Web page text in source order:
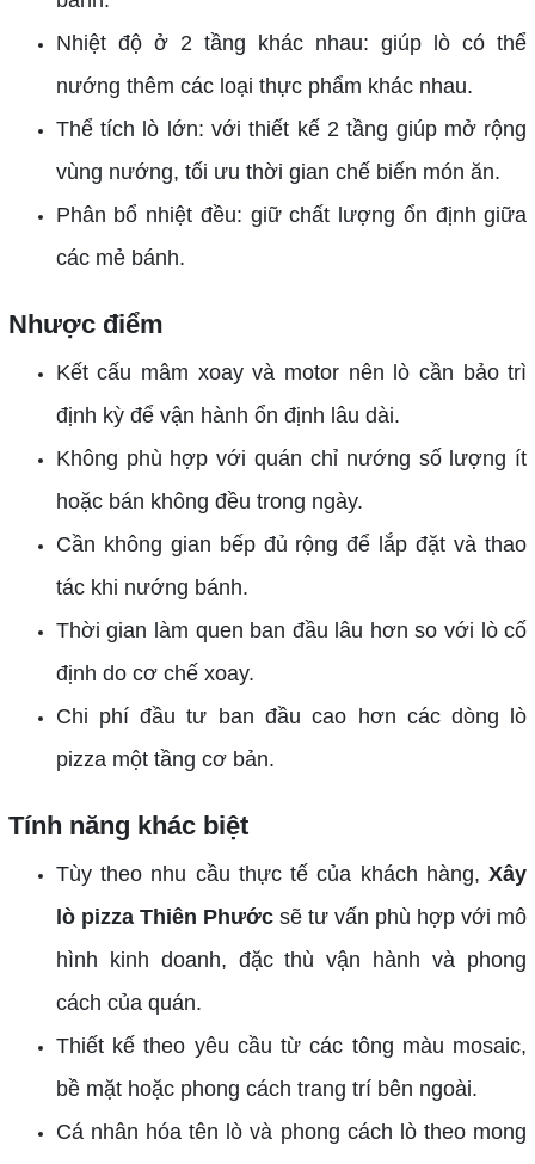
Nhiệt độ ở 2 tầng khác nhau: giúp lò có thể
nướng thêm các loại thực phẩm khác nhau.
Thể tích lò lớn: với thiết kế 2 tầng giúp mở rộng
vùng nướng, tối ưu thời gian chế biến món ăn.
Phân bổ nhiệt đều: giữ chất lượng ổn định giữa
các mẻ bánh.
Nhược điểm
Kết cấu mâm xoay và motor nên lò cần bảo trì
định kỳ để vận hành ổn định lâu dài.
Không phù hợp với quán chỉ nướng số lượng ít
hoặc bán không đều trong ngày.
Cần không gian bếp đủ rộng để lắp đặt và thao
tác khi nướng bánh.
Thời gian làm quen ban đầu lâu hơn so với lò cố
định do cơ chế xoay.
Chi phí đầu tư ban đầu cao hơn các dòng lò
pizza một tầng cơ bản.
Tính năng khác biệt
Tùy theo nhu cầu thực tế của khách hàng,Xây
lò pizza Thiên Phướcsẽ tư vấn phù hợp với mô
hình kinh doanh, đặc thù vận hành và phong
cách của quán.
Thiết kế theo yêu cầu từ các tông màu mosaic,
bề mặt hoặc phong cách trang trí bên ngoài.
Cá nhân hóa tên lò và phong cách lò theo mong